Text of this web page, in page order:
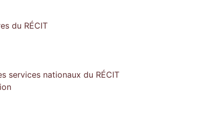
du RÉCIT
services nationaux du RÉCIT